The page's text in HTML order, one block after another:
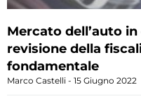
Mercato dell’auto
revisione della
fondamentale
Marco Castelli 15 Giugno 2022